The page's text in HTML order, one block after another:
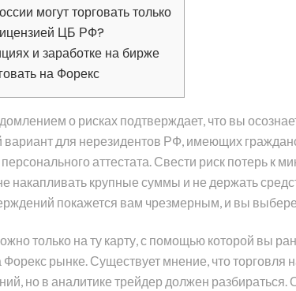
могут торговать только
ЦБ РФ?
и заработке на бирже
на Форекс
о рисках подтверждает, что вы
для нерезидентов РФ, имеющих
аттестата. Свести риск потерь
накапливать крупные суммы и не держать
покажется вам чрезмерным, и вы
только на ту карту, с помощью которой вы
Форекс рынке. Существует мнение, что
но в аналитике трейдер должен